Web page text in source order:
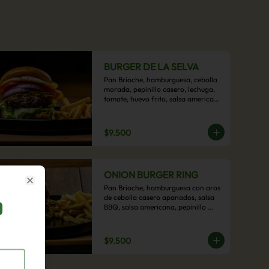
BURGER DE LA SELVA
Pan Brioche, hamburguesa, cebolla
morada, pepinillo casero, lechuga,
tomate, huevo frito, salsa americana
$9.500
ONION BURGER RING
Pan Brioche, hamburguesa con aros
de cebolla casero apanados, salsa
BBQ, salsa americana, pepinillo
acompañamiento de papas fritas.
$9.500
Close